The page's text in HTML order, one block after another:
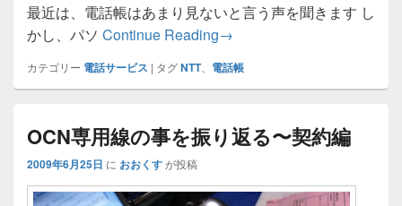
最近は、電話帳はあまり見ないと言う声を聞きます し
かし、パソ Continue Reading電話帳とNTTのおいしい関
→
カテゴリー 電話サービス | タグNTT、 電話帳
OCN専用線の事を振り返る〜契約編
2009年6月25日 に おおくすが投稿